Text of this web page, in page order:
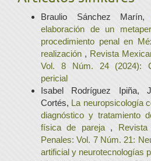
Braulio Sánchez Marín,
elaboración de un
procedimiento penal en
realización , Revista
Vol. 8 Núm. 24 (2024):
pericial
Isabel Rodríguez Ipiña,
Cortés, La neuropsicología
diagnóstico y tratamiento
física de pareja ,
Penales: Vol. 7 Núm. 21:
artificial y neurotecnologías